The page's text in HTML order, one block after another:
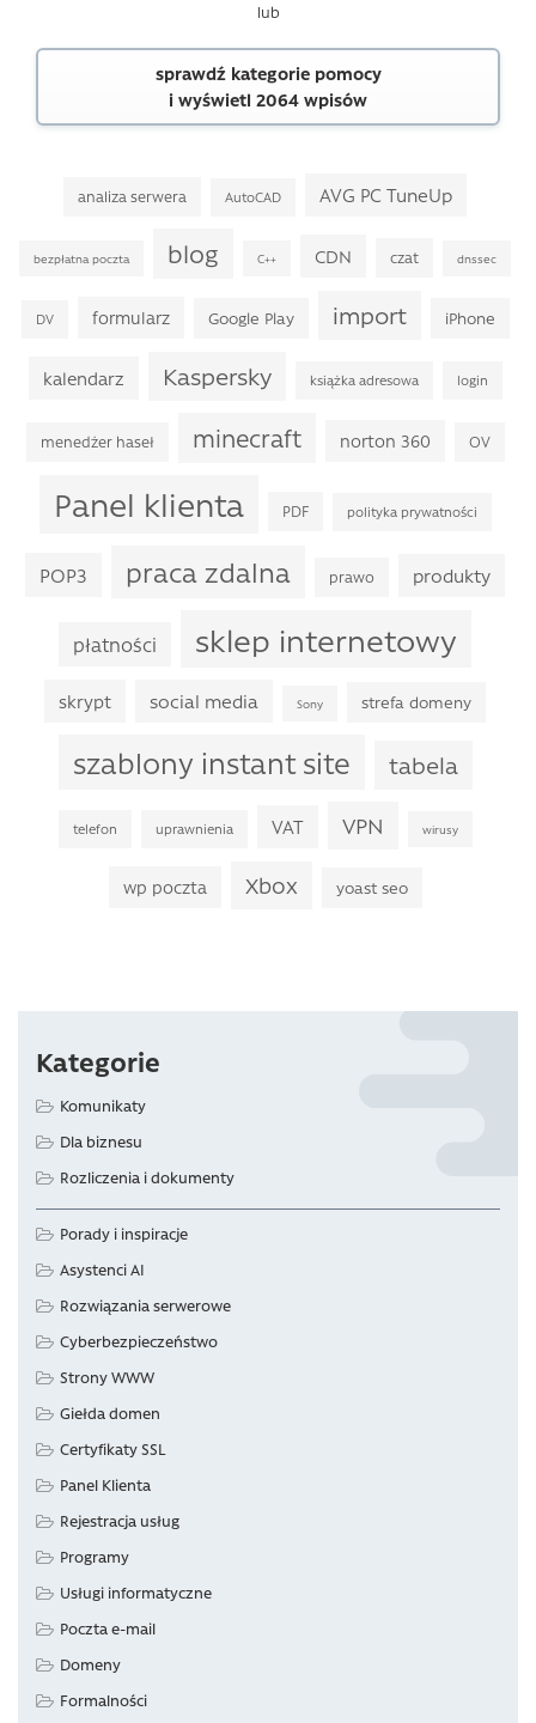
Kategorie
Komunikaty
Dla biznesu
Rozliczenia i dokumenty
Porady i inspiracje
Asystenci AI
Rozwiązania serwerowe
Cyberbezpieczeństwo
Strony WWW
Giełda domen
Certyfikaty SSL
Panel Klienta
Rejestracja usług
Programy
Usługi informatyczne
Poczta e-mail
Domeny
Formalności
lub
sprawdź kategorie pomocy
i wyświetl 2064 wpisów
analiza serwera AutoCAD AVG PC TuneUp
bezpłatna poczta blog C++ CDN czat dnssec
DV formularz Google Play import iPhone
kalendarz Kaspersky książka adresowa login
menedżer haseł minecraft norton 360 OV
Panel klienta PDF polityka prywatności
POP3 praca zdalna prawo produkty
płatności sklep internetowy
skrypt social media Sony strefa domeny
szablony instant site tabela
telefon uprawnienia VAT VPN wirusy
wp poczta Xbox yoast seo